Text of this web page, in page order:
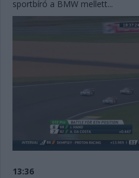
sportbíró a BMW mellett...
13:36